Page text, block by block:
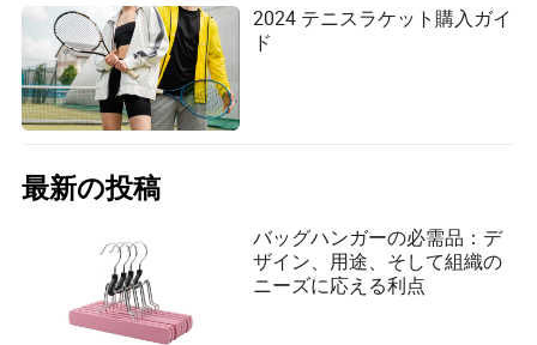
2024 テニスラケット購入ガイ
ド
最新の投稿
バッグハンガーの必需品：デ
ザイン、用途、そして組織の
ニーズに応える利点